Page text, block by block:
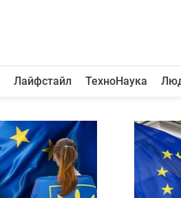
Лайфстайл ТехноНаука